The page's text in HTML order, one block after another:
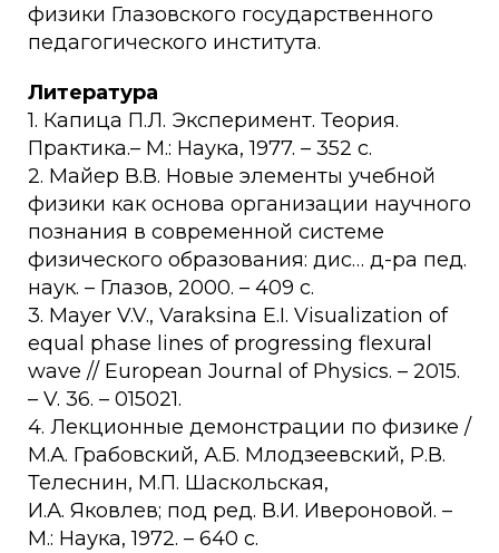
физики Глазовского государственного
педагогического института.
Литература
1. Капица П.Л. Эксперимент. Теория.
Практика.– М.: Наука, 1977. – 352 с.
2. Майер В.В. Новые элементы учебной
физики как основа организации научного
познания в современной системе
физического образования: дис… д-ра пед.
наук. – Глазов, 2000. – 409 с.
3. Mayer V.V., Varaksina E.I. Visualization of
equal phase lines of progressing flexural
wave // European Journal of Physics. – 2015.
– V. 36. – 015021.
4. Лекционные демонстрации по физике /
М.А. Грабовский, А.Б. Млодзеевский, Р.В.
Телеснин, М.П. Шаскольская,
И.А. Яковлев; под ред. В.И. Ивероновой. –
М.: Наука, 1972. – 640 с.